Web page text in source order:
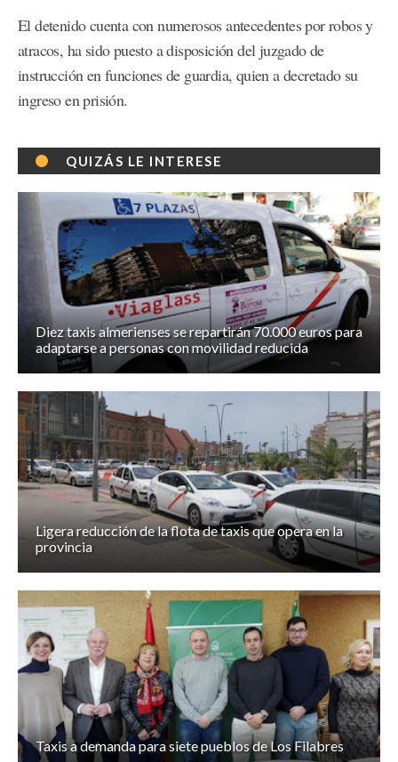
El detenido cuenta con numerosos antecedentes por robos y
atracos, ha sido puesto a disposición del juzgado de
instrucción en funciones de guardia, quien a decretado su
ingreso en prisión.
QUIZÁS LE INTERESE
Diez taxis almerienses se repartirán 70.000 euros para
adaptarse a personas con movilidad reducida
Ligera reducción de la flota de taxis que opera en la
provincia
Taxis a demanda para siete pueblos de Los Filabres